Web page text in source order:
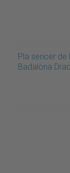
Pla sencer
Badalona